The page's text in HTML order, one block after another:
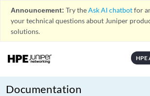
Announcement: Try theAsk AI chatbotfor
your technical questions about Juniper
solutions.
HPE
Documentation